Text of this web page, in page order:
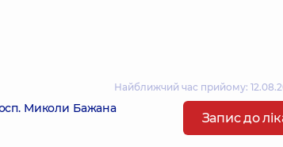
Найближчий час прийому:
Миколи Бажана
Запис до